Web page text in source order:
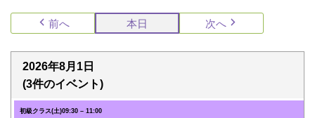
前へ 本日 次へ
2026年8月1日
(3件のイベント)
初級クラス(土)09:30 – 11:00